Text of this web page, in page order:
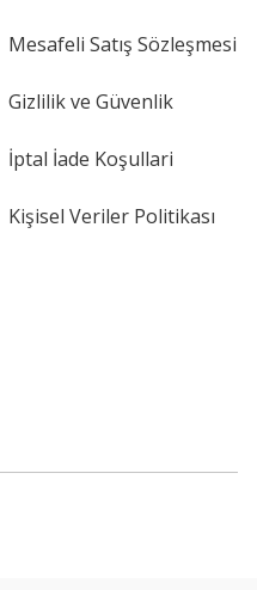
Mesafeli Satış Sözleşmesi
Gizlilik ve Güvenlik
İptal İade Koşullari
Kişisel Veriler Politikası